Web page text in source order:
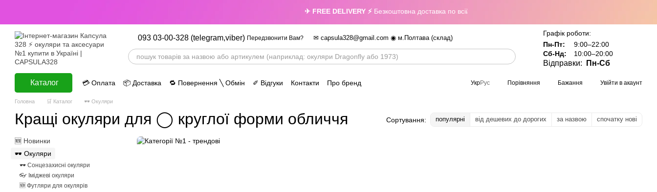
✈ FREE DELIVERY ⚡Безкоштовна доставка по всій Україні при замовленні від 800 грн
093 03-00-328 (telegram,viber) Передзвонити Вам? ✉ capsula328@gmail.com ◉ м.Полтава (склад)
Графік роботи:
Пн-Пт:
9:00–22:00
Сб-Нд:
10:00–20:00
Відправки: Пн-Сб
Каталог 💳 Оплата 📦 Доставка 🔁 Повернення ╲ Обмін ✐ Відгуки Контакти
Про бренд
УкрРус Порівняння Бажання Увійти в акаунт
Головна 🛒 Каталог 🕶 Окуляри
Кращі окуляри для ◯ круглої форми обличчя Сортування: популярні від дешевих до дорогих за назвою спочатку нові
🆕 Новинки
🕶 Окуляри
🕶 Сонцезахисні окуляри
👓 Іміджеві окуляри
🆕 Футляри для окулярів